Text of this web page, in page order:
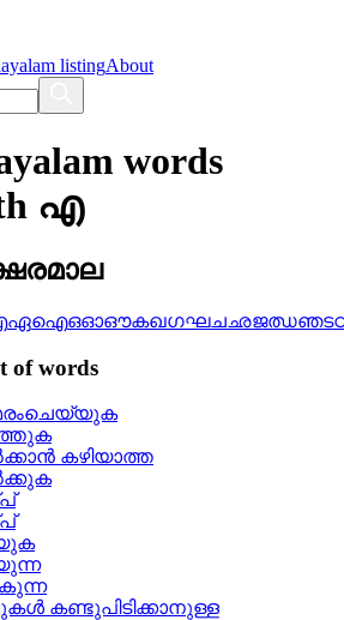
listingAbout
words
എ
ഏഐഒഓഔകഖഗഘചഛജഝഞട
of words
കഴിയാത്ത
കണ്ടുപിടിക്കാനുള്ള